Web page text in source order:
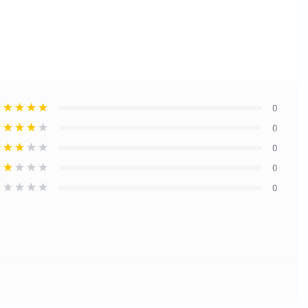
0
0
0
0
0